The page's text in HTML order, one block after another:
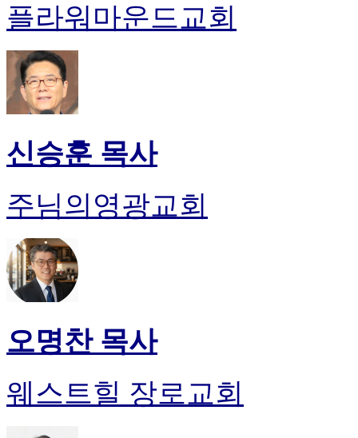
플라워마운드교회
신승훈 목사
주님의영광교회
오명찬 목사
웨스트힐 장로교회